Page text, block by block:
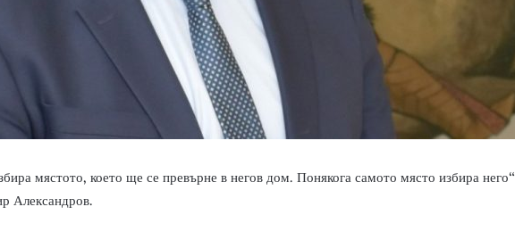
мястото, което ще се превърне в негов дом. Понякога самото място избира него“
Александров.